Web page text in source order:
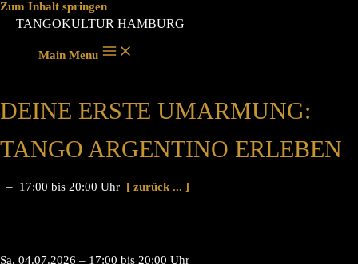
Zum Inhalt springen
TANGOKULTUR HAMBURG
Main Menu
DEINE ERSTE UMARMUNG:
TANGO ARGENTINO ERLEBEN
– 17:00 bis 20:00 Uhr [ zurück ... ]
Sa. 04.07.2026 – 17:00 bis 20:00 Uhr